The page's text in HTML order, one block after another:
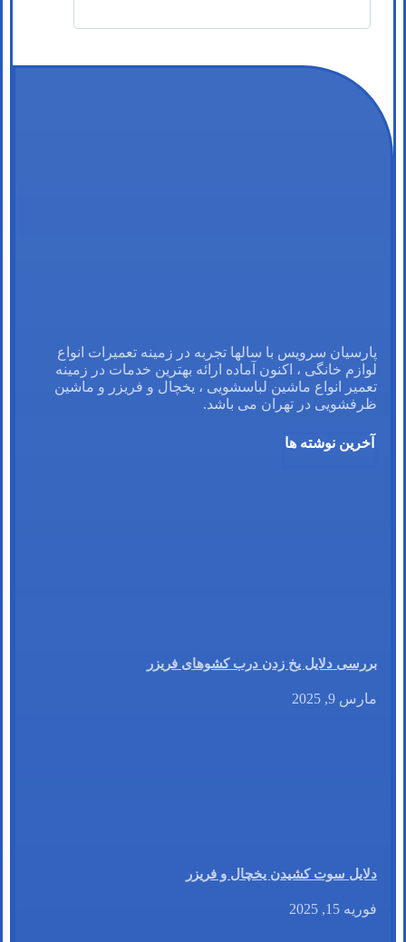
پارسیان سرویس با سالها تجربه در زمینه تعمیرات انواع
لوازم خانگی ، اکنون آماده ارائه بهترین خدمات در زمینه
تعمیر انواع ماشین لباسشویی ، یخچال و فریزر و ماشین
ظرفشویی در تهران می باشد.
آخرین نوشته ها
بررسی دلایل یخ زدن درب کشوهای فریزر
مارس 9, 2025
دلایل سوت کشیدن یخچال و فریزر
فوریه 15, 2025